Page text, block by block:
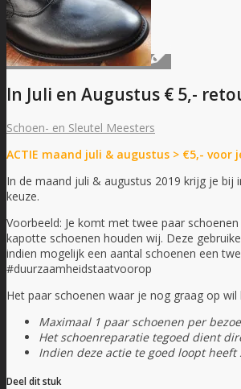
In Juli en Augustus € 5,-
Schoen- en Sleutel Meesters
ACTIE maand juli & augustus > €5,- voor
In de maand juli & augustus 2019 krijg je
keuze.
Voorbeeld: Je komt met twee paar
kapotte schoenen houden wij. Deze
indien mogelijk een aantal schoenen een
#duurzaamheidstaatvoorop
Het paar schoenen waar je nog graag op
Maximaal 1 paar schoenen per
Het schoenreparatie tegoed dient
Indien deze actie te goed loopt
Deel dit stuk